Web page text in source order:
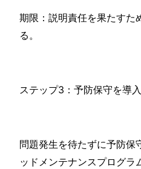
期限：説明責任を果たすた
る。
ステップ3：予防保守を導
問題発生を待たずに予防保
ッドメンテナンスプログラ